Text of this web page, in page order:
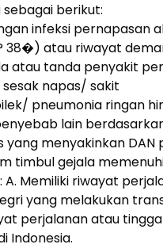
berikut:
infeksi pernapasan
38�) atau riwayat
atau tanda penyakit
napas/ sakit
pneumonia ringan
lain
menyakinkan DAN
timbul gejala
Memiliki riwayat
yang melakukan
perjalanan atau
Indonesia.